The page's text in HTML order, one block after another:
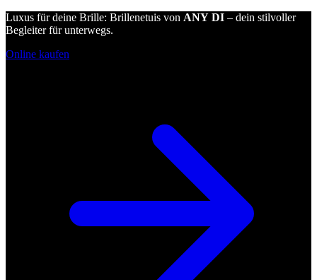
Luxus für deine Brille: Brillenetuis von ANY DI – dein stilvoller
Begleiter für unterwegs.
Online kaufen